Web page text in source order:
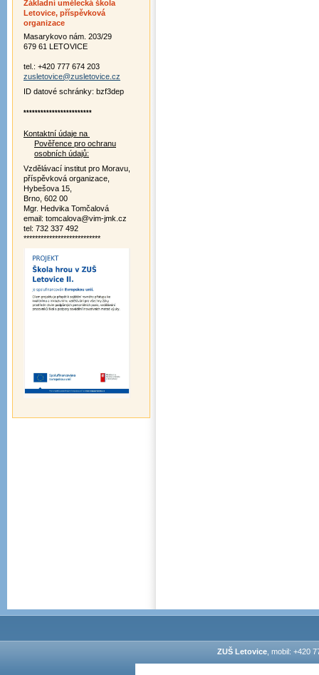
Základní umělecká škola
Letovice, příspěvková
organizace
Masarykovo nám. 203/29
679 61 LETOVICE
tel.: +420 777 674 203
zusletovice@zusletovice.cz
ID datové schránky: bzf3dep
************************
Kontaktní údaje na
Pověřence pro ochranu
osobních údajů:
Vzdělávací institut pro Moravu,
příspěvková organizace,
Hybešova 15,
Brno, 602 00
Mgr. Hedvika Tomčalová
email: tomcalova@vim-jmk.cz
tel: 732 337 492
***************************
ZUŠ Letovice, mobil: +420